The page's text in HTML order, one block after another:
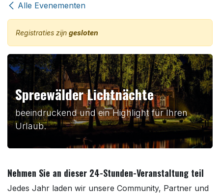
Alle Evenementen
Registraties zijn gesloten
Spreewälder Lichtnächte
beeindruckend und ein Highlight für Ihren
Urlaub.
Nehmen Sie an dieser 24-Stunden-Veranstaltung teil
Jedes Jahr laden wir unsere Community, Partner und